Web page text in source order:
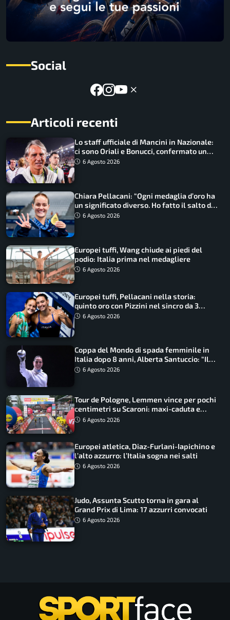
Social
Articoli recenti
Lo staff ufficiale di Mancini in Nazionale:
ci sono Oriali e Bonucci, confermato un
ritorno
6 Agosto 2026
Chiara Pellacani: “Ogni medaglia d’oro ha
un significato diverso. Ho fatto il salto di
qualità”
6 Agosto 2026
Europei tuffi, Wang chiude ai piedi del
podio: Italia prima nel medagliere
6 Agosto 2026
Europei tuffi, Pellacani nella storia:
quinto oro con Pizzini nel sincro da 3
metri
6 Agosto 2026
Coppa del Mondo di spada femminile in
Italia dopo 8 anni, Alberta Santuccio: “Il
lavoro dà sempre i suoi frutti”
6 Agosto 2026
Tour de Pologne, Lemmen vince per pochi
centimetri su Scaroni: maxi-caduta e
tappa accorciata
6 Agosto 2026
Europei atletica, Diaz-Furlani-Iapichino e
l’alto azzurro: l’Italia sogna nei salti
6 Agosto 2026
Judo, Assunta Scutto torna in gara al
Grand Prix di Lima: 17 azzurri convocati
6 Agosto 2026